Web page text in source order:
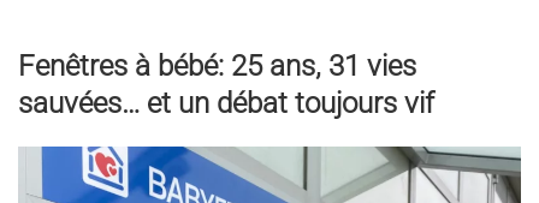
Fenêtres à bébé: 25 ans, 31 vies
sauvées… et un débat toujours vif